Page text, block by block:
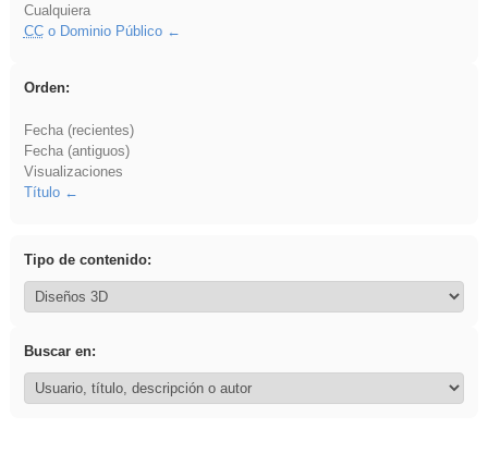
Cualquiera
CCo Dominio Público
Orden:
Fecha (recientes)
Fecha (antiguos)
Visualizaciones
Título
Tipo de contenido:
Buscar en: